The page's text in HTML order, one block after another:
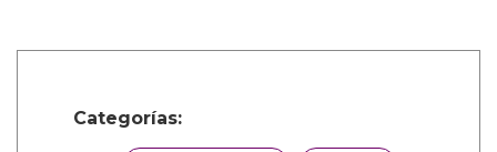
Categorías: